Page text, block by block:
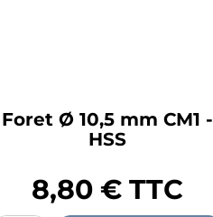
Foret Ø 10,5 mm CM1 -
HSS
8,80 € TTC